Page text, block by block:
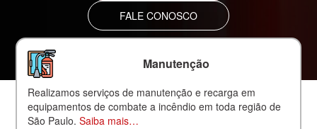
FALE CONOSCO
Manutenção
Realizamos serviços de manutenção e recarga em
equipamentos de combate a incêndio em toda região de
São Paulo.Saiba mais…